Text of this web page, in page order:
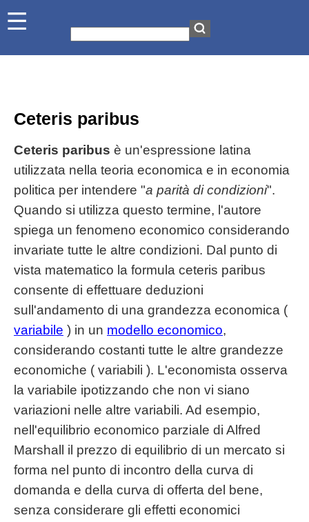
Ceteris paribus
Ceteris paribus è un'espressione latina
utilizzata nella teoria economica e in economia
politica per intendere "a parità di condizioni".
Quando si utilizza questo termine, l'autore
spiega un fenomeno economico considerando
invariate tutte le altre condizioni. Dal punto di
vista matematico la formula ceteris paribus
consente di effettuare deduzioni
sull'andamento di una grandezza economica (
variabile ) in un modello economico,
considerando costanti tutte le altre grandezze
economiche ( variabili ). L'economista osserva
la variabile ipotizzando che non vi siano
variazioni nelle altre variabili. Ad esempio,
nell'equilibrio economico parziale di Alfred
Marshall il prezzo di equilibrio di un mercato si
forma nel punto di incontro della curva di
domanda e della curva di offerta del bene,
senza considerare gli effetti economici